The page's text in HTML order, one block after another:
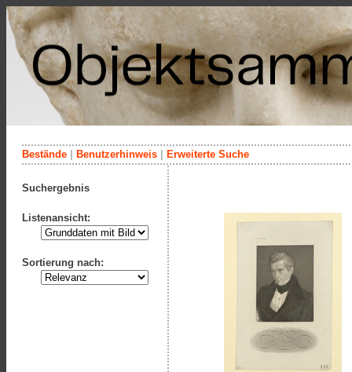
Bestände Benutzerhinweis Erweiterte Suche
Suchergebnis
Listenansicht:
Sortierung nach: